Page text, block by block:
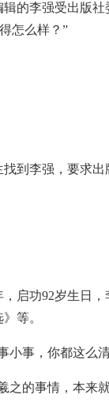
李强受出版社
怎么样？”
到李强，要求出
启功92岁生日，
等。
事，你都这么
的事情，本来